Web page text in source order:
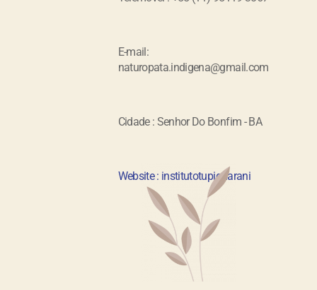
E-mail:
naturopata.indigena@gmail.com
Cidade : Senhor Do Bonfim - BA
Website : institutotupiguarani